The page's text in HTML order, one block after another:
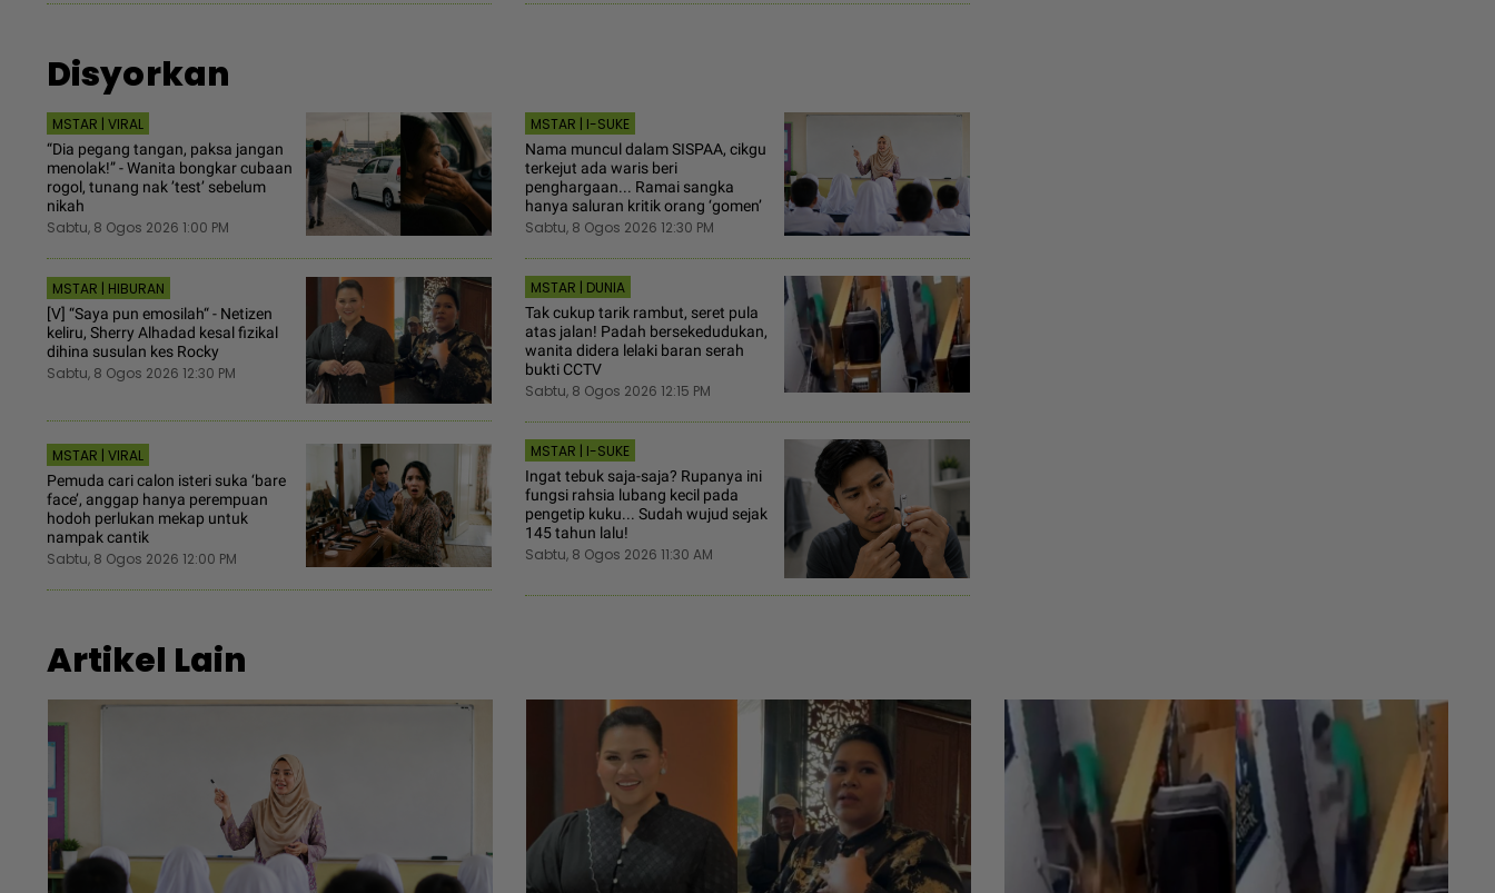
Disyorkan
MSTAR | VIRAL
“Dia pegang tangan, paksa jangan
menolak!” - Wanita bongkar cubaan
rogol, tunang nak ’test’ sebelum
nikah
Sabtu, 8 Ogos 2026 1:00 PM
MSTAR | I-SUKE
Nama muncul dalam SISPAA, cikgu
terkejut ada waris beri
penghargaan... Ramai sangka
hanya saluran kritik orang ‘gomen’
Sabtu, 8 Ogos 2026 12:30 PM
MSTAR | HIBURAN
[V] “Saya pun emosilah“ - Netizen
keliru, Sherry Alhadad kesal fizikal
dihina susulan kes Rocky
Sabtu, 8 Ogos 2026 12:30 PM
MSTAR | DUNIA
Tak cukup tarik rambut, seret pula
atas jalan! Padah bersekedudukan,
wanita didera lelaki baran serah
bukti CCTV
Sabtu, 8 Ogos 2026 12:15 PM
MSTAR | VIRAL
Pemuda cari calon isteri suka ‘bare
face’, anggap hanya perempuan
hodoh perlukan mekap untuk
nampak cantik
Sabtu, 8 Ogos 2026 12:00 PM
MSTAR | I-SUKE
Ingat tebuk saja-saja? Rupanya ini
fungsi rahsia lubang kecil pada
pengetip kuku... Sudah wujud sejak
145 tahun lalu!
Sabtu, 8 Ogos 2026 11:30 AM
Artikel Lain